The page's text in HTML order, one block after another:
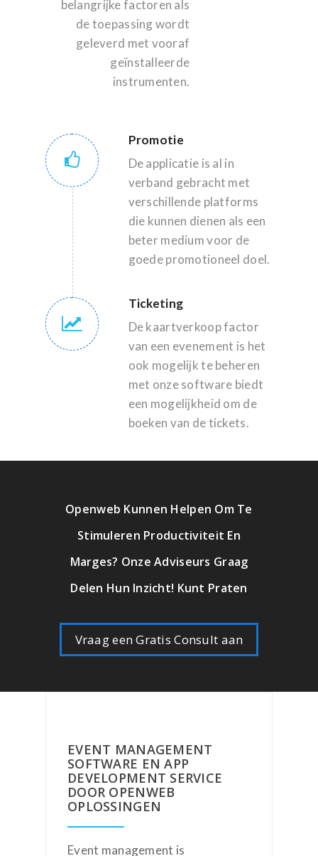
belangrijke factoren als
de toepassing wordt
geleverd met vooraf
geïnstalleerde
instrumenten.
Promotie
De applicatie is al in
verband gebracht met
verschillende platforms
die kunnen dienen als een
beter medium voor de
goede promotioneel doel.
Ticketing
De kaartverkoop factor
van een evenement is het
ook mogelijk te beheren
met onze software biedt
een mogelijkheid om de
boeken van de tickets.
Openweb Kunnen Helpen Om Te
Stimuleren Productiviteit En
Marges? Onze Adviseurs Graag
Delen Hun Inzicht! Kunt Praten
Vraag een Gratis Consult aan
EVENT MANAGEMENT
SOFTWARE EN APP
DEVELOPMENT SERVICE
DOOR OPENWEB
OPLOSSINGEN
Event management is